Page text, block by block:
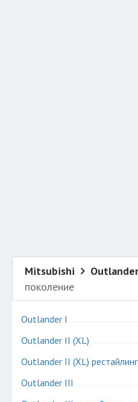
Mitsubishi Outlander
поколение
Outlander I
Outlander II (XL)
Outlander II (XL) рестайлинг
Outlander III